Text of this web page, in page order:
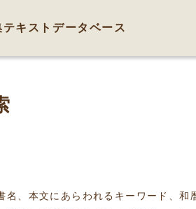
キストデータベース
名、本文にあらわれるキーワード、